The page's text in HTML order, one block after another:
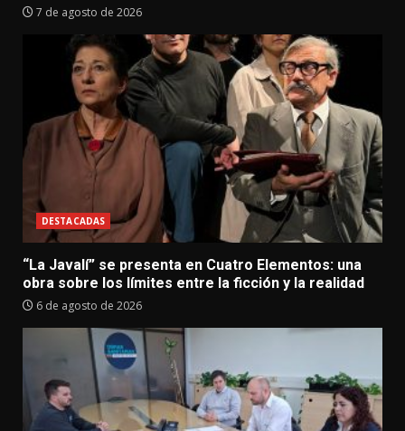
7 de agosto de 2026
DESTACADAS
“La Javalí” se presenta en Cuatro Elementos: una
obra sobre los límites entre la ficción y la realidad
6 de agosto de 2026